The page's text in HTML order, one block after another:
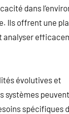
dans
Ils offrent une
analyser
évolutives et
systèmes
spécifiques